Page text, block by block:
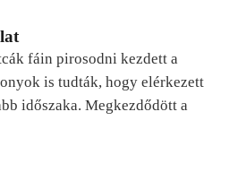
fáin pirosodni kezdett a
is tudták, hogy elérkezett
időszaka. Megkezdődött a